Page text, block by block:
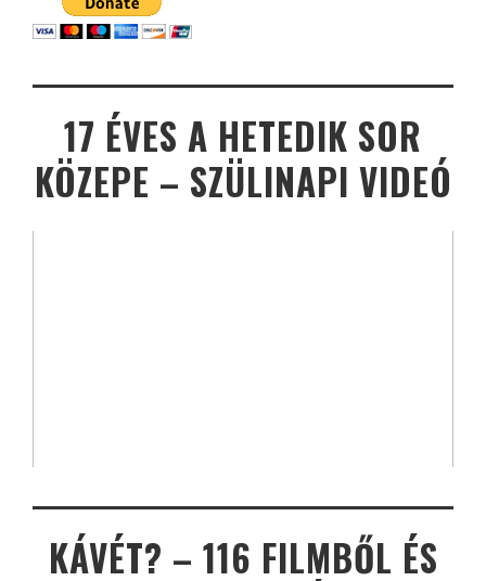
17 ÉVES A HETEDIK SOR
KÖZEPE – SZÜLINAPI VIDEÓ
KÁVÉT? – 116 FILMBŐL ÉS